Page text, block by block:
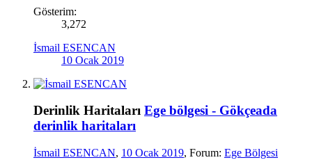
Gösterim:
3,272
İsmail ESENCAN
10 Ocak 2019
Derinlik Haritaları Ege bölgesi - Gökçeada
derinlik haritaları
İsmail ESENCAN, 10 Ocak 2019, Forum: Ege Bölgesi